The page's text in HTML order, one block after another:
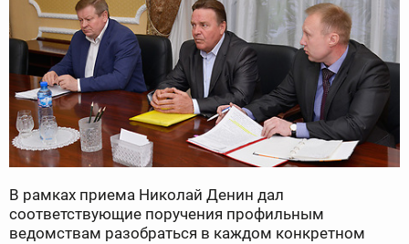
В рамках приема Николай Денин дал
соответствующие поручения профильным
ведомствам разобраться в каждом конкретном